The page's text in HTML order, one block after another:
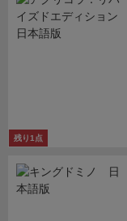
残り1点